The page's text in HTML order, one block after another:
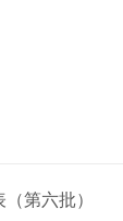
第六批）